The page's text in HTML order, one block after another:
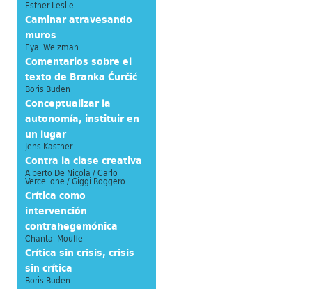
Esther Leslie
Caminar atravesando
muros
Eyal Weizman
Comentarios sobre el
texto de Branka Ćurčić
Boris Buden
Conceptualizar la
autonomía, instituir en
un lugar
Jens Kastner
Contra la clase creativa
Alberto De Nicola / Carlo
Vercellone / Giggi Roggero
Crítica como
intervención
contrahegemónica
Chantal Mouffe
Crítica sin crisis, crisis
sin crítica
Boris Buden